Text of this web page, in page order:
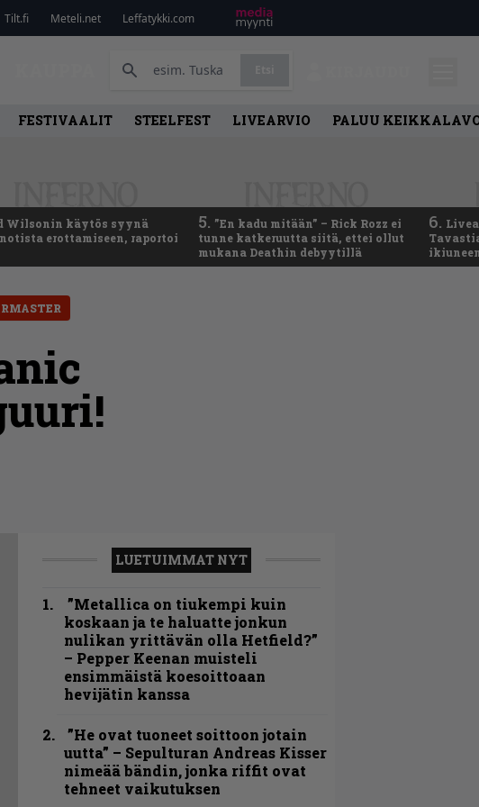
Tilt.fi Meteli.net Leffatykki.com
FESTIVAALIT STEELFEST LIVEARVIO PALUU
Wilsonin käytös syynä
erottamiseen, raportoi
5. ”En kadu mitään” – Rick Rozz ei
tunne katkeruutta siitä, ettei ollut
mukana Deathin debyytillä
6.
LUETUIMMAT NYT
”Metallica on tiukempi kuin
koskaan ja te haluatte jonkun
nulikan yrittävän olla Hetfield?”
– Pepper Keenan muisteli
ensimmäistä koesoittoaan
hevijätin kanssa
”He ovat tuoneet soittoon jotain
uutta” – Sepulturan Andreas Kisser
nimeää bändin, jonka riffit ovat
tehneet vaikutuksen